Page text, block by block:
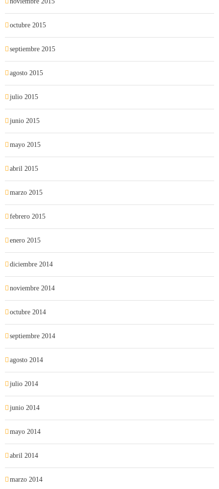
octubre 2015
septiembre 2015
agosto 2015
julio 2015
junio 2015
mayo 2015
abril 2015
marzo 2015
febrero 2015
enero 2015
diciembre 2014
noviembre 2014
octubre 2014
septiembre 2014
agosto 2014
julio 2014
junio 2014
mayo 2014
abril 2014
marzo 2014